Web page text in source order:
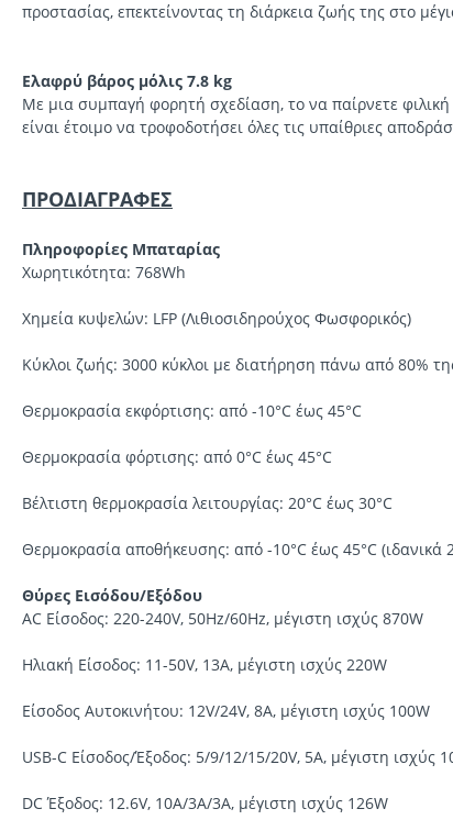
προστασίας, επεκτείνοντας τη διάρκεια ζωής της στο
Ελαφρύ βάρος μόλις 7.8 kg
Με μια συμπαγή φορητή σχεδίαση, το να παίρνετε φιλική
είναι έτοιμο να τροφοδοτήσει όλες τις υπαίθριες
ΠΡΟΔΙΑΓΡΑΦΕΣ
Πληροφορίες Μπαταρίας
Χωρητικότητα: 768Wh
Χημεία κυψελών: LFP (Λιθιοσιδηρούχος Φωσφορικός)
Κύκλοι ζωής: 3000 κύκλοι με διατήρηση πάνω από 80%
Θερμοκρασία εκφόρτισης: από -10°C έως 45°C
Θερμοκρασία φόρτισης: από 0°C έως 45°C
Βέλτιστη θερμοκρασία λειτουργίας: 20°C έως 30°C
Θερμοκρασία αποθήκευσης: από -10°C έως 45°C (ιδανικά
Θύρες Εισόδου/Εξόδου
AC Είσοδος: 220-240V, 50Hz/60Hz, μέγιστη ισχύς 870W
Ηλιακή Είσοδος: 11-50V, 13A, μέγιστη ισχύς 220W
Είσοδος Αυτοκινήτου: 12V/24V, 8A, μέγιστη ισχύς 100W
USB-C Είσοδος/Έξοδος: 5/9/12/15/20V, 5A, μέγιστη ισχύς
DC Έξοδος: 12.6V, 10A/3A/3A, μέγιστη ισχύς 126W